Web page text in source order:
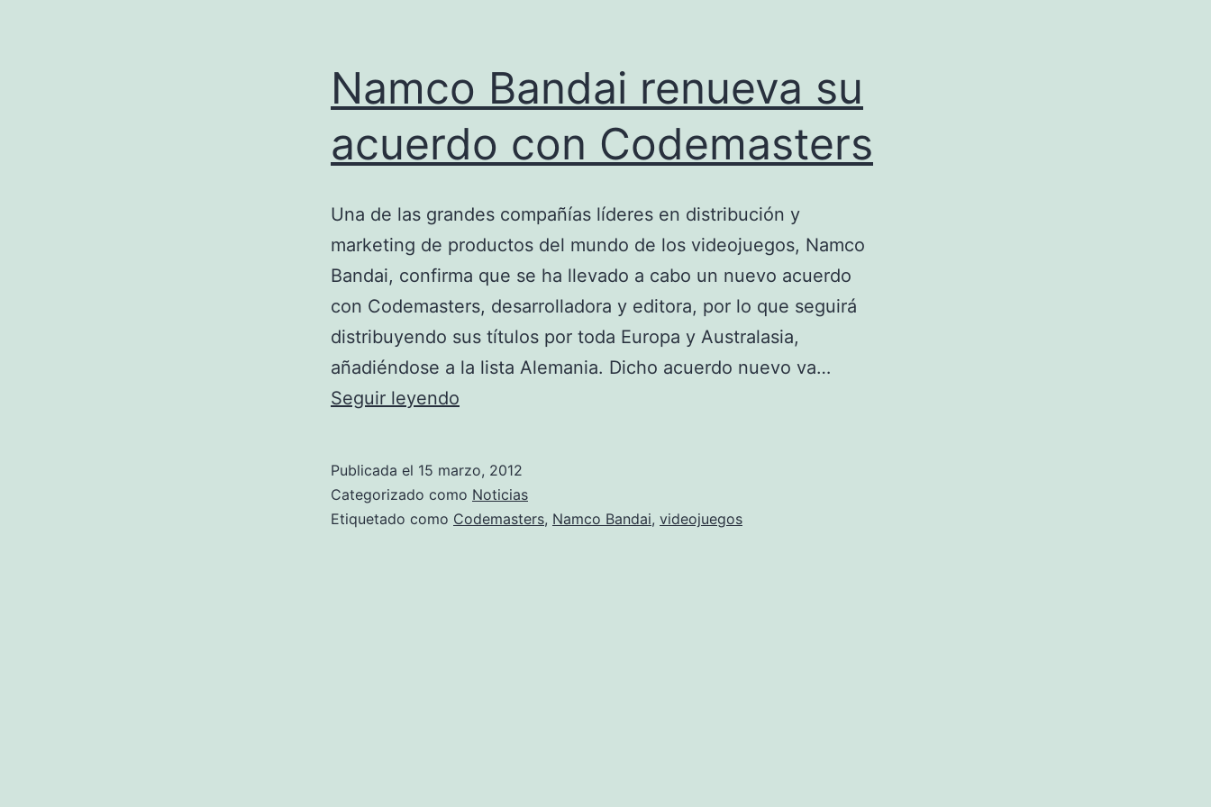
Namco Bandai renueva su
acuerdo con Codemasters
Una de las grandes compañías líderes en distribución y
marketing de productos del mundo de los videojuegos, Namco
Bandai, confirma que se ha llevado a cabo un nuevo acuerdo
con Codemasters, desarrolladora y editora, por lo que seguirá
distribuyendo sus títulos por toda Europa y Australasia,
añadiéndose a la lista Alemania. Dicho acuerdo nuevo va…
Seguir leyendo
su
acuerdo
Publicada el 15 marzo, 2012
Categorizado como Noticias
Etiquetado como Codemasters, Namco Bandai, videojuegos